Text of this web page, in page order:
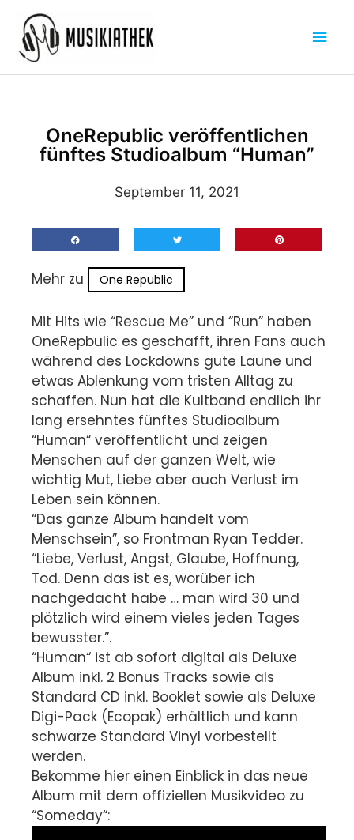
Inhalt
springen
OneRepublic veröffentlichen
fünftes Studioalbum “Human”
September 11, 2021
Mehr zu One Republic
Mit Hits wie “Rescue Me” und “Run” haben
OneRepbulic es geschafft, ihren Fans auch
während des Lockdowns gute Laune und
etwas Ablenkung vom tristen Alltag zu
schaffen. Nun hat die Kultband endlich ihr
lang ersehntes fünftes Studioalbum
“Human“ veröffentlicht und zeigen
Menschen auf der ganzen Welt, wie
wichtig Mut, Liebe aber auch Verlust im
Leben sein können.
“Das ganze Album handelt vom
Menschsein”, so Frontman Ryan Tedder.
“Liebe, Verlust, Angst, Glaube, Hoffnung,
Tod. Denn das ist es, worüber ich
nachgedacht habe … man wird 30 und
plötzlich wird einem vieles jeden Tages
bewusster.”.
“Human“ ist ab sofort digital als Deluxe
Album inkl. 2 Bonus Tracks sowie als
Standard CD inkl. Booklet sowie als Deluxe
Digi-Pack (Ecopak) erhältlich und kann
schwarze Standard Vinyl vorbestellt
werden.
Bekomme hier einen Einblick in das neue
Album mit dem offiziellen Musikvideo zu
“Someday“: